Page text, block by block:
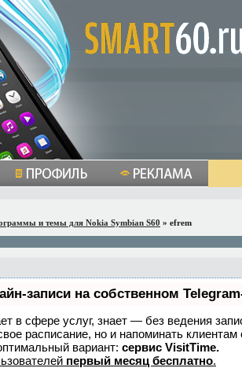
и темы для Nokia Symbian S60 » efrem
записи на собственном
в сфере услуг, знает — без ведения
расписание, но и напоминать
вариант: сервис VisitTime.
первый месяц бесплатно.